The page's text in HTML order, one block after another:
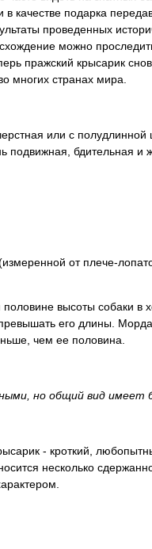
качестве подарка
проведенных
можно
пражский крысарик
многих странах мира.
или с
подвижная, бдительная
от плече-
высоты собаки
его длины.
чем ее половина.
но общий вид имеет
- кроткий,
несколько